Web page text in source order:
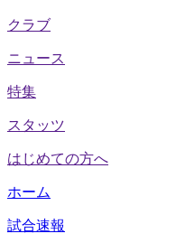
クラブ
ニュース
特集
スタッツ
はじめての方へ
ホーム
試合速報